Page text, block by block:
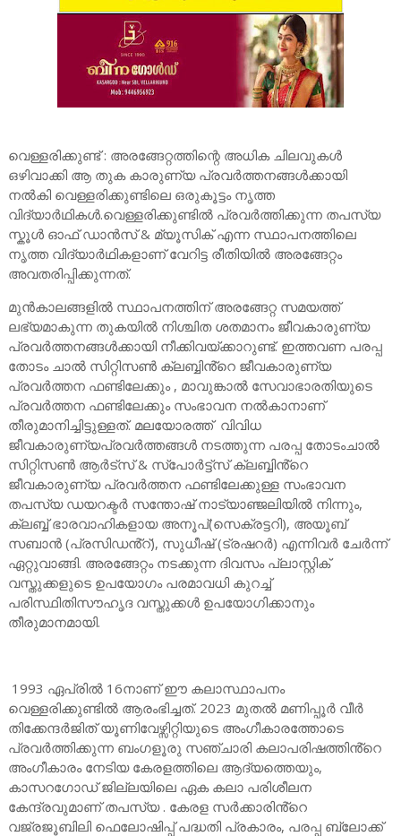
വെള്ളരിക്കുണ്ട് : അരങ്ങേറ്റത്തിന്റെ അധിക ചിലവുകൾ
ഒഴിവാക്കി ആ തുക കാരുണ്യ പ്രവർത്തനങ്ങൾക്കായി
നൽകി വെള്ളരിക്കുണ്ടിലെ ഒരുകൂട്ടം നൃത്ത
വിദ്യാർഥികൾ.വെള്ളരിക്കുണ്ടിൽ പ്രവർത്തിക്കുന്ന തപസ്യ
സ്കൂൾ ഓഫ് ഡാൻസ് & മ്യൂസിക് എന്ന സ്ഥാപനത്തിലെ
നൃത്ത വിദ്യാർഥികളാണ് വേറിട്ട രീതിയിൽ അരങ്ങേറ്റം
അവതരിപ്പിക്കുന്നത്.
മുൻകാലങ്ങളിൽ സ്ഥാപനത്തിന് അരങ്ങേറ്റ സമയത്ത്
ലഭ്യമാകുന്ന തുകയിൽ നിശ്ചിത ശതമാനം ജീവകാരുണ്യ
പ്രവർത്തനങ്ങൾക്കായി നീക്കിവയ്ക്കാറുണ്ട്. ഇത്തവണ പരപ്പ
തോടം ചാൽ സിറ്റിസൺ ക്ലബ്ബിൻ്റെ ജീവകാരുണ്യ
പ്രവർത്തന ഫണ്ടിലേക്കും , മാവുങ്കാൽ സേവാഭാരതിയുടെ
പ്രവർത്തന ഫണ്ടിലേക്കും സംഭാവന നൽകാനാണ്
തീരുമാനിച്ചിട്ടുള്ളത്. മലയോരത്ത് വിവിധ
ജീവകാരുണ്യപ്രവർത്തങ്ങൾ നടത്തുന്ന പരപ്പ തോടംചാൽ
സിറ്റിസൺ ആർട്സ് & സ്പോർട്ട്സ് ക്ലബ്ബിൻ്റെ
ജീവകാരുണ്യ പ്രവർത്തന ഫണ്ടിലേക്കുള്ള സംഭാവന
തപസ്യ ഡയറക്ടർ സന്തോഷ് നാട്യാഞ്ജലിയിൽ നിന്നും,
ക്ലബ്ബ് ഭാരവാഹികളായ അനൂപ്(സെക്രട്ടറി), അയൂബ്
സബാൻ (പ്രസിഡൻ്റ്), സുധീഷ് (ട്രഷറർ) എന്നിവർ ചേർന്ന്
ഏറ്റുവാങ്ങി. അരങ്ങേറ്റം നടക്കുന്ന ദിവസം പ്ലാസ്റ്റിക്
വസ്തുക്കളുടെ ഉപയോഗം പരമാവധി കുറച്ച്
പരിസ്ഥിതിസൗഹൃദ വസ്തുക്കൾ ഉപയോഗിക്കാനും
തീരുമാനമായി.
1993 ഏപ്രിൽ 16നാണ് ഈ കലാസ്ഥാപനം
വെള്ളരിക്കുണ്ടിൽ ആരംഭിച്ചത്. 2023 മുതൽ മണിപ്പൂർ വീർ
തിക്കേന്ദർജിത് യൂണിവേഴ്സിറ്റിയുടെ അംഗീകാരത്തോടെ
പ്രവർത്തിക്കുന്ന ബംഗളൂരു സഞ്ചാരി കലാപരിഷത്തിൻ്റെ
അംഗീകാരം നേടിയ കേരളത്തിലെ ആദ്യത്തെയും,
കാസറഗോഡ് ജില്ലയിലെ ഏക കലാ പരിശീലന
കേന്ദ്രവുമാണ് തപസ്യ . കേരള സർക്കാരിൻ്റെ
വജ്രജൂബിലി ഫെലോഷിപ്പ് പദ്ധതി പ്രകാരം, പരപ്പ ബ്ലോക്ക്